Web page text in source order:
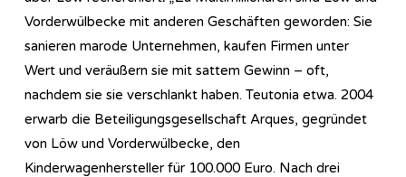
Vorderwülbecke mit anderen Geschäften geworden: Sie
sanieren marode Unternehmen, kaufen Firmen unter
Wert und veräußern sie mit sattem Gewinn – oft,
nachdem sie sie verschlankt haben. Teutonia etwa. 2004
erwarb die Beteiligungsgesellschaft Arques, gegründet
von Löw und Vorderwülbecke, den
Kinderwagenhersteller für 100.000 Euro. Nach drei